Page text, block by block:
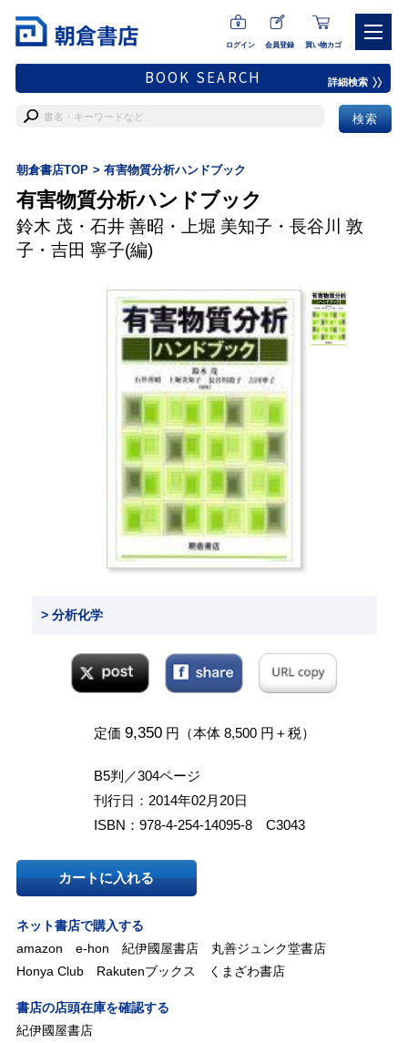
ログイン 会員登録 買い物カゴ
BOOK SEARCH 詳細検索
朝倉書店TOP 有害物質分析ハンドブック
有害物質分析ハンドブック
鈴木 茂・ 石井 善昭 ・ 上堀 美知子 ・ 長谷川 敦
子 ・ 吉田 寧子(編)
> 分析化学
定価 9,350円（本体 8,500 円＋税）
B5判／304ページ
刊行日：2014年02月20日
ISBN：978-4-254-14095-8 C3043
カートに入れる
ネット書店で購入する
amazon
e-hon 紀伊國屋書店
丸善ジュンク堂書店
Honya Club
Rakutenブックス くまざわ書店
書店の店頭在庫を確認する
紀伊國屋書店